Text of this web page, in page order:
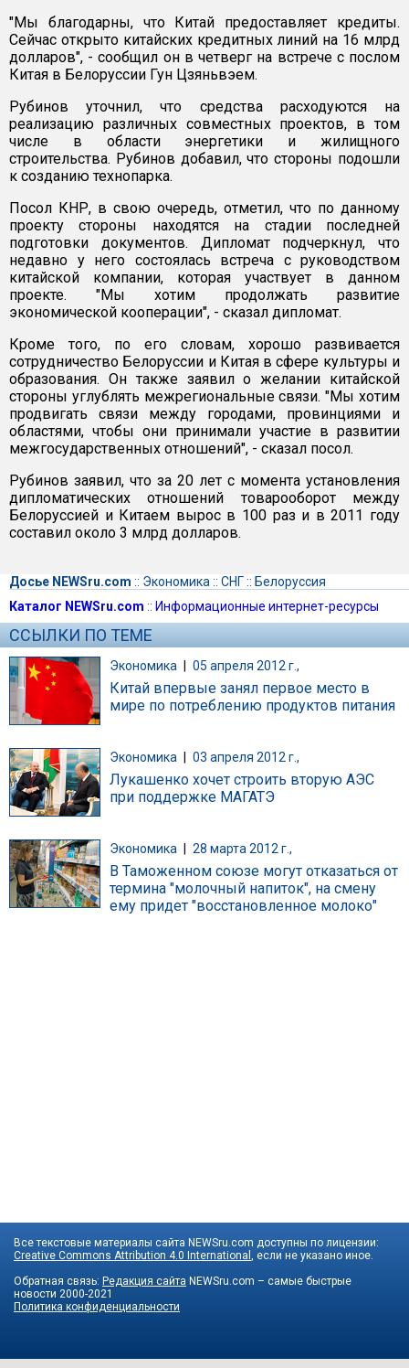
"Мы благодарны, что Китай предоставляет кредиты.
Сейчас открыто китайских кредитных линий на 16 млрд
долларов", - сообщил он в четверг на встрече с послом
Китая в Белоруссии Гун Цзяньвэем.
Рубинов уточнил, что средства расходуются на
реализацию различных совместных проектов, в том
числе в области энергетики и жилищного
строительства. Рубинов добавил, что стороны подошли
к созданию технопарка.
Посол КНР, в свою очередь, отметил, что по данному
проекту стороны находятся на стадии последней
подготовки документов. Дипломат подчеркнул, что
недавно у него состоялась встреча с руководством
китайской компании, которая участвует в данном
проекте. "Мы хотим продолжать развитие
экономической кооперации", - сказал дипломат.
Кроме того, по его словам, хорошо развивается
сотрудничество Белоруссии и Китая в сфере культуры и
образования. Он также заявил о желании китайской
стороны углублять межрегиональные связи. "Мы хотим
продвигать связи между городами, провинциями и
областями, чтобы они принимали участие в развитии
межгосударственных отношений", - сказал посол.
Рубинов заявил, что за 20 лет с момента установления
дипломатических отношений товарооборот между
Белоруссией и Китаем вырос в 100 раз и в 2011 году
составил около 3 млрд долларов.
Досье NEWSru.com :: Экономика :: СНГ:: Белоруссия
Каталог NEWSru.com :: Информационные интернет-ресурсы
ССЫЛКИ ПО ТЕМЕ
Экономика | 05 апреля 2012 г.,
Китай впервые занял первое место в
мире по потреблению продуктов питания
Экономика 03 апреля 2012 г.,
Лукашенко хочет строить вторую АЭС
при поддержке МАГАТЭ
Экономика 28 марта 2012 г.,
В Таможенном союзе могут отказаться от
термина "молочный напиток", на смену
ему придет "восстановленное молоко"
Все текстовые материалы сайта NEWSru.com доступны по лицензии:
Creative Commons Attribution 4.0 International , если не указано иное.
Обратная связь: Редакция сайта NEWSru.com – самые быстрые
новости 2000-2021
Политика конфиденциальности